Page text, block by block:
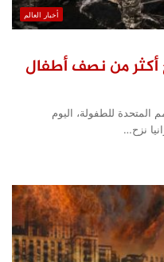
أخبار العالم
أكثر من نصف أطفال
للطفولة، اليوم
نزح…